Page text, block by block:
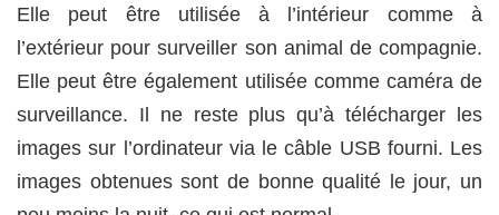
Elle peut être utilisée à l’intérieur comme à
l’extérieur pour surveiller son animal de compagnie.
Elle peut être également utilisée comme caméra de
surveillance. Il ne reste plus qu’à télécharger les
images sur l’ordinateur via le câble USB fourni. Les
images obtenues sont de bonne qualité le jour, un